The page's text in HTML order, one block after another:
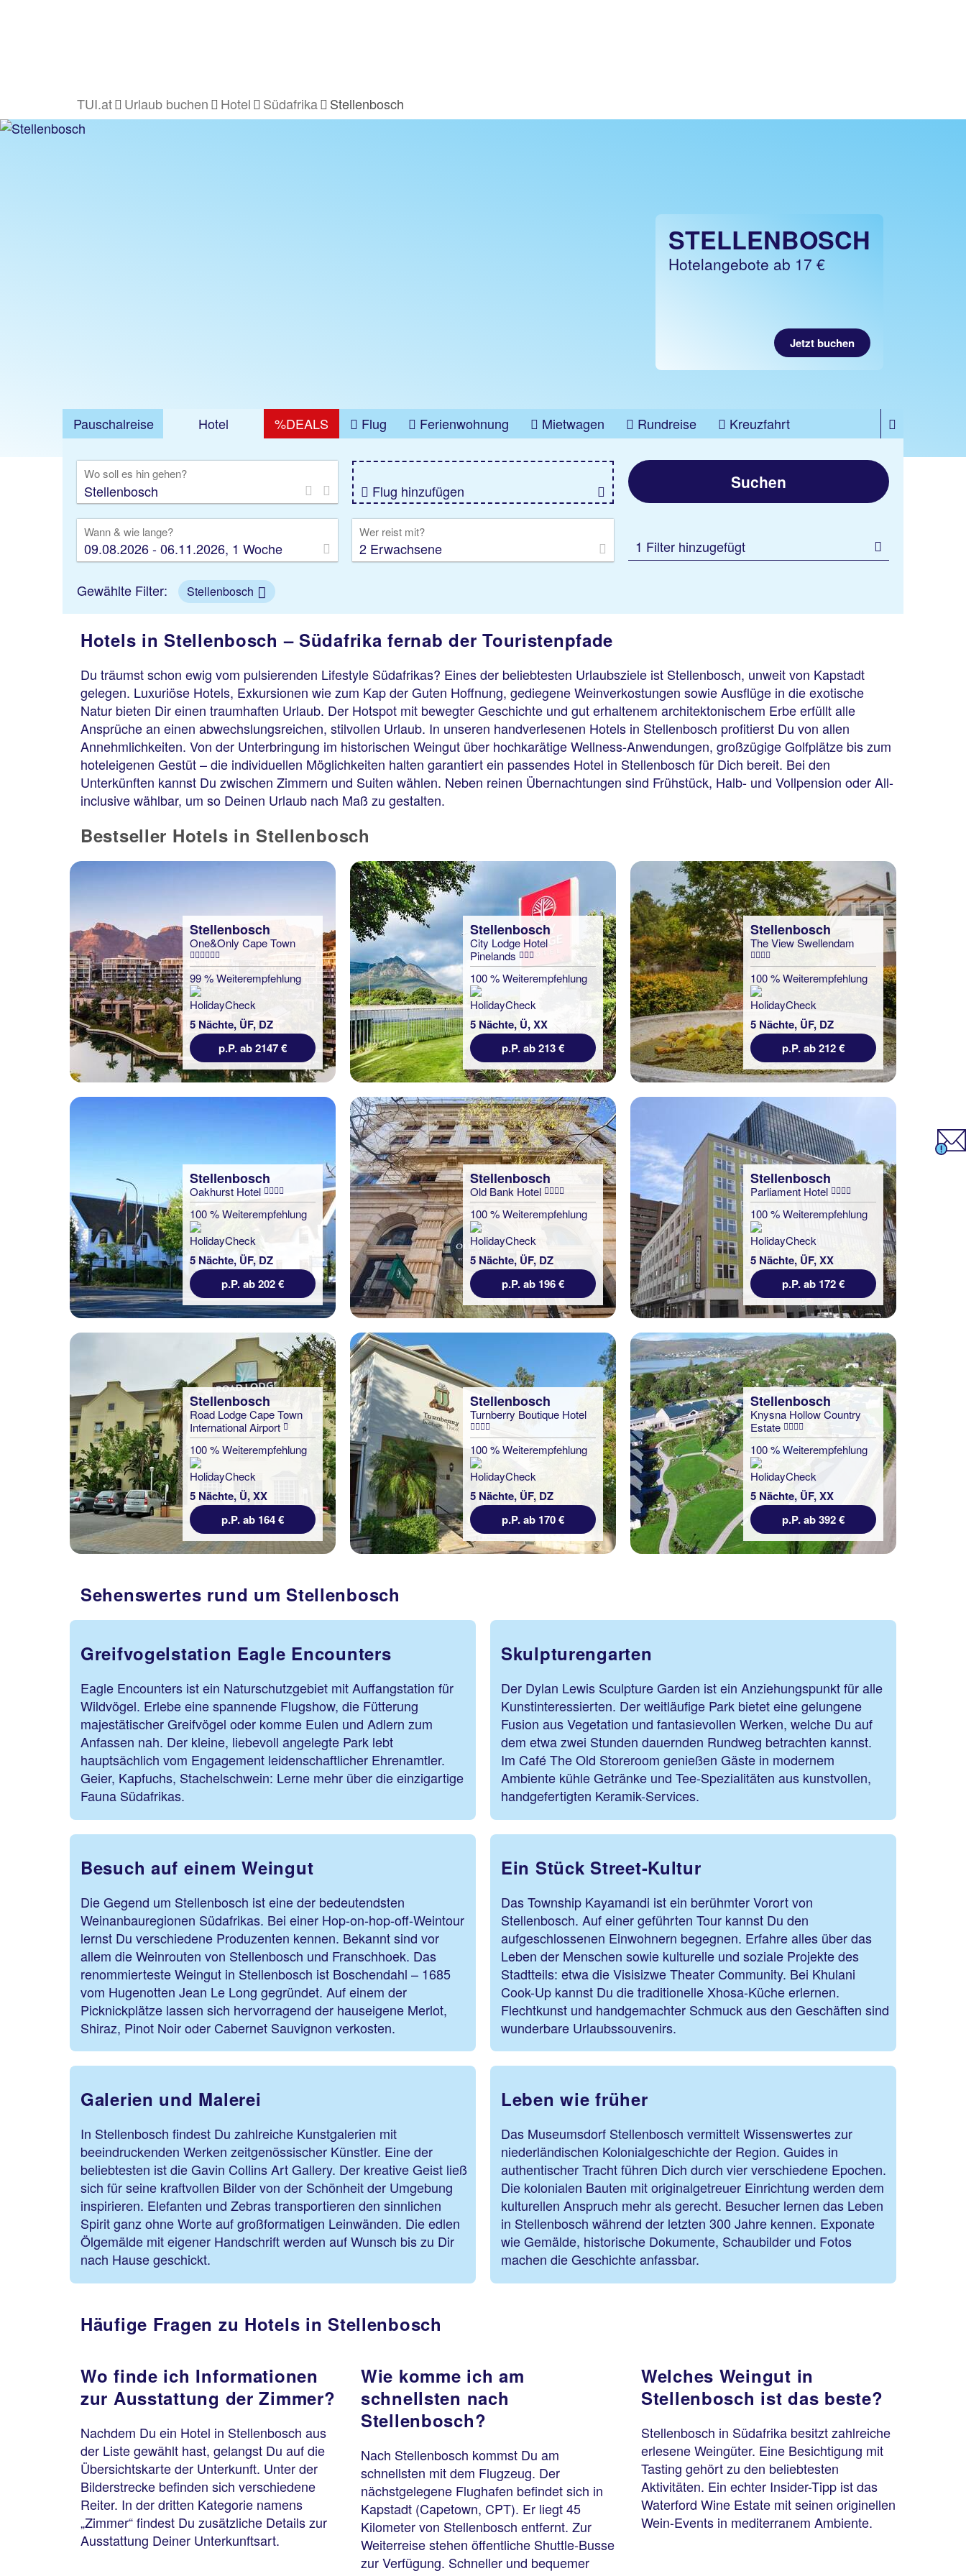
TUI.at Urlaub buchen Hotel Südafrika Stellenbosch
STELLENBOSCH
Hotelangebote ab 17 €
Jetzt buchen
Pauschalreise Hotel %DEALS Flug Ferienwohnung Mietwagen Rundreise
Kreuzfahrt
Wo soll es hin gehen?
Flug hinzufügen
Wann & wie lange?
09.08.2026 - 06.11.2026, 1 Woche
Wer reist mit?
2 Erwachsene
Suchen
1 Filter hinzugefügt
Gewählte Filter: Stellenbosch
Hotels in Stellenbosch – Südafrika fernab der Touristenpfade
Du träumst schon ewig vom pulsierenden Lifestyle Südafrikas? Eines der beliebtesten Urlaubsziele ist Stellenbosch, unweit von Kapstadt
gelegen. Luxuriöse Hotels, Exkursionen wie zum Kap der Guten Hoffnung, gediegene Weinverkostungen sowie Ausflüge in die exotische
Natur bieten Dir einen traumhaften Urlaub. Der Hotspot mit bewegter Geschichte und gut erhaltenem architektonischem Erbe erfüllt alle
Ansprüche an einen abwechslungsreichen, stilvollen Urlaub. In unseren handverlesenen Hotels in Stellenbosch profitierst Du von allen
Annehmlichkeiten. Von der Unterbringung im historischen Weingut über hochkarätige Wellness-Anwendungen, großzügige Golfplätze bis zum
hoteleigenen Gestüt – die individuellen Möglichkeiten halten garantiert ein passendes Hotel in Stellenbosch für Dich bereit. Bei den
Unterkünften kannst Du zwischen Zimmern und Suiten wählen. Neben reinen Übernachtungen sind Frühstück, Halb- und Vollpension oder All-
inclusive wählbar, um so Deinen Urlaub nach Maß zu gestalten.
Bestseller Hotels in Stellenbosch
Stellenbosch
One&Only Cape Town
99 % Weiterempfehlung
5 Nächte, ÜF, DZ
p.P. ab 2147 €
Stellenbosch
City Lodge Hotel
Pinelands
100 % Weiterempfehlung
5 Nächte, Ü, XX
p.P. ab 213 €
Stellenbosch
The View Swellendam
100 % Weiterempfehlung
5 Nächte, ÜF, DZ
p.P. ab 212 €
Stellenbosch
Oakhurst Hotel
100 % Weiterempfehlung
5 Nächte, ÜF, DZ
p.P. ab 202 €
Stellenbosch
Old Bank Hotel
100 % Weiterempfehlung
5 Nächte, ÜF, DZ
p.P. ab 196 €
Stellenbosch
Parliament Hotel
100 % Weiterempfehlung
5 Nächte, ÜF, XX
p.P. ab 172 €
Stellenbosch
Road Lodge Cape Town
International Airport
100 % Weiterempfehlung
5 Nächte, Ü, XX
p.P. ab 164 €
Stellenbosch
Turnberry Boutique Hotel
100 % Weiterempfehlung
5 Nächte, ÜF, DZ
p.P. ab 170 €
Stellenbosch
Knysna Hollow Country
Estate
100 % Weiterempfehlung
5 Nächte, ÜF, XX
p.P. ab 392 €
Sehenswertes rund um Stellenbosch
Greifvogelstation Eagle Encounters
Eagle Encounters ist ein Naturschutzgebiet mit Auffangstation für
Wildvögel. Erlebe eine spannende Flugshow, die Fütterung
majestätischer Greifvögel oder komme Eulen und Adlern zum
Anfassen nah. Der kleine, liebevoll angelegte Park lebt
hauptsächlich vom Engagement leidenschaftlicher Ehrenamtler.
Geier, Kapfuchs, Stachelschwein: Lerne mehr über die einzigartige
Fauna Südafrikas.
Skulpturengarten
Der Dylan Lewis Sculpture Garden ist ein Anziehungspunkt für alle
Kunstinteressierten. Der weitläufige Park bietet eine gelungene
Fusion aus Vegetation und fantasievollen Werken, welche Du auf
dem etwa zwei Stunden dauernden Rundweg betrachten kannst.
Im Café The Old Storeroom genießen Gäste in modernem
Ambiente kühle Getränke und Tee-Spezialitäten aus kunstvollen,
handgefertigten Keramik-Services.
Besuch auf einem Weingut
Die Gegend um Stellenbosch ist eine der bedeutendsten
Weinanbauregionen Südafrikas. Bei einer Hop-on-hop-off-Weintour
lernst Du verschiedene Produzenten kennen. Bekannt sind vor
allem die Weinrouten von Stellenbosch und Franschhoek. Das
renommierteste Weingut in Stellenbosch ist Boschendahl – 1685
vom Hugenotten Jean Le Long gegründet. Auf einem der
Picknickplätze lassen sich hervorragend der hauseigene Merlot,
Shiraz, Pinot Noir oder Cabernet Sauvignon verkosten.
Ein Stück Street-Kultur
Das Township Kayamandi ist ein berühmter Vorort von
Stellenbosch. Auf einer geführten Tour kannst Du den
aufgeschlossenen Einwohnern begegnen. Erfahre alles über das
Leben der Menschen sowie kulturelle und soziale Projekte des
Stadtteils: etwa die Visisizwe Theater Community. Bei Khulani
Cook-Up kannst Du die traditionelle Xhosa-Küche erlernen.
Flechtkunst und handgemachter Schmuck aus den Geschäften sind
wunderbare Urlaubssouvenirs.
Galerien und Malerei
In Stellenbosch findest Du zahlreiche Kunstgalerien mit
beeindruckenden Werken zeitgenössischer Künstler. Eine der
beliebtesten ist die Gavin Collins Art Gallery. Der kreative Geist ließ
sich für seine kraftvollen Bilder von der Schönheit der Umgebung
inspirieren. Elefanten und Zebras transportieren den sinnlichen
Spirit ganz ohne Worte auf großformatigen Leinwänden. Die edlen
Ölgemälde mit eigener Handschrift werden auf Wunsch bis zu Dir
nach Hause geschickt.
Leben wie früher
Das Museumsdorf Stellenbosch vermittelt Wissenswertes zur
niederländischen Kolonialgeschichte der Region. Guides in
authentischer Tracht führen Dich durch vier verschiedene Epochen.
Die kolonialen Bauten mit originalgetreuer Einrichtung werden dem
kulturellen Anspruch mehr als gerecht. Besucher lernen das Leben
in Stellenbosch während der letzten 300 Jahre kennen. Exponate
wie Gemälde, historische Dokumente, Schaubilder und Fotos
machen die Geschichte anfassbar.
Häufige Fragen zu Hotels in Stellenbosch
Wo finde ich Informationen
zur Ausstattung der Zimmer?
Nachdem Du ein Hotel in Stellenbosch aus
der Liste gewählt hast, gelangst Du auf die
Übersichtskarte der Unterkunft. Unter der
Bilderstrecke befinden sich verschiedene
Reiter. In der dritten Kategorie namens
„Zimmer“ findest Du zusätzliche Details zur
Ausstattung Deiner Unterkunftsart.
Wie komme ich am
schnellsten nach
Stellenbosch?
Nach Stellenbosch kommst Du am
schnellsten mit dem Flugzeug. Der
nächstgelegene Flughafen befindet sich in
Kapstadt (Capetown, CPT). Er liegt 45
Kilometer von Stellenbosch entfernt. Zur
Weiterreise stehen öffentliche Shuttle-Busse
zur Verfügung. Schneller und bequemer
Welches Weingut in
Stellenbosch ist das beste?
Stellenbosch in Südafrika besitzt zahlreiche
erlesene Weingüter. Eine Besichtigung mit
Tasting gehört zu den beliebtesten
Aktivitäten. Ein echter Insider-Tipp ist das
Waterford Wine Estate mit seinen originellen
Wein-Events in mediterranem Ambiente.